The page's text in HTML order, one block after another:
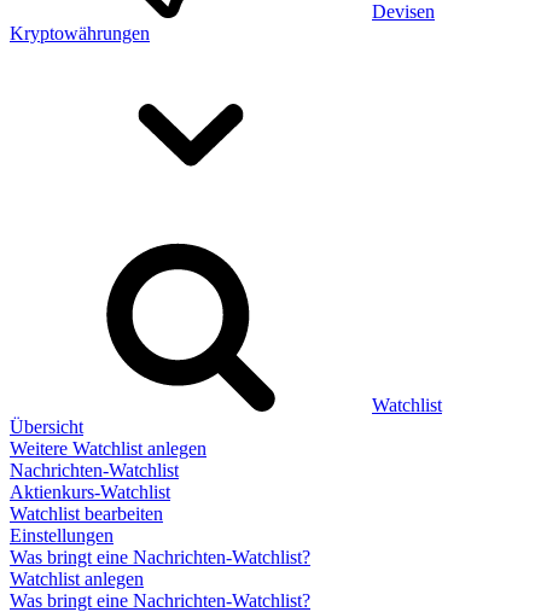
Devisen
Kryptowährungen
Watchlist
Übersicht
Weitere Watchlist anlegen
Nachrichten-Watchlist
Aktienkurs-Watchlist
Watchlist bearbeiten
Einstellungen
Was bringt eine Nachrichten-Watchlist?
Watchlist anlegen
Was bringt eine Nachrichten-Watchlist?